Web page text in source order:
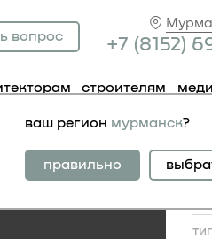
+7 (81 52)
вопрос
строителям
ваш регион мурманск?
правильно
1.50.144 гибкий